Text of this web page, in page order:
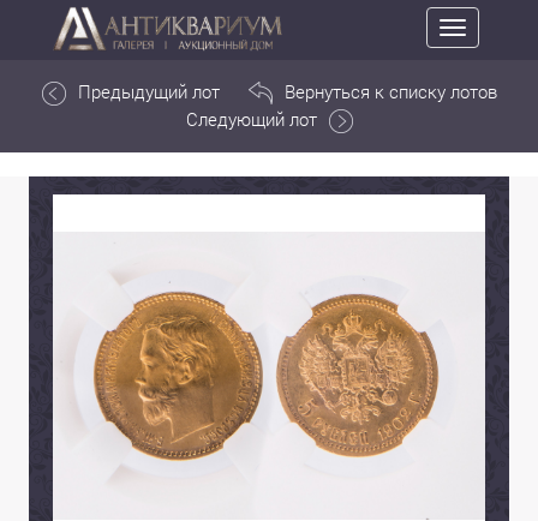
Toggle
navigation
Предыдущий лот
Вернуться к списку лотов
Следующий лот